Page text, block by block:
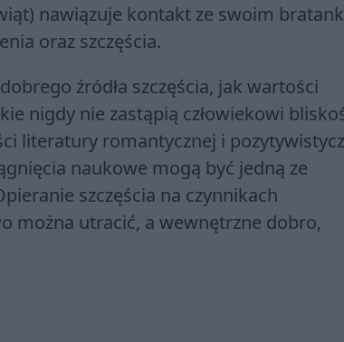
nawiązuje kontakt ze swoim
oraz szczęścia.
źródła szczęścia, jak wartości
nigdy nie zastąpią człowiekowi
literatury romantycznej i
naukowe mogą być jedną ze
szczęścia na czynnikach
można utracić, a wewnętrzne dobro,